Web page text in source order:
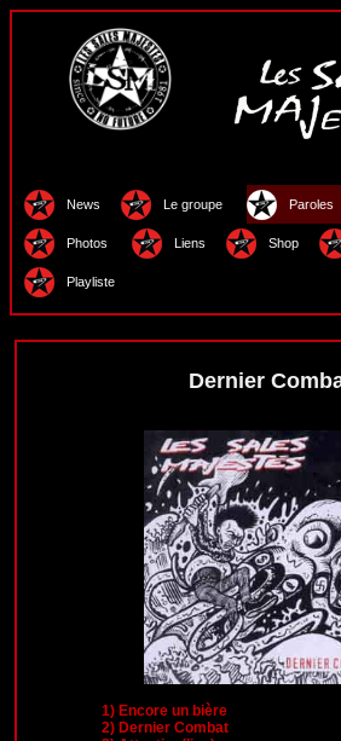
News Le groupe Paroles
Photos Liens Shop
Playliste
Dernier
1) Encore un bière
2) Dernier Combat